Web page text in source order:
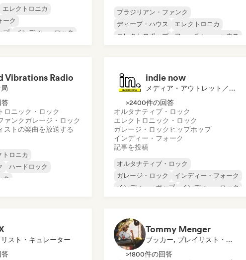
エレクトロニカ
ーク
プ
インディー・ロック
ブラジリアン・ファンク
ディープ・ハウス
エレクトロニカ
エレクトロポップ
フューチャー・ハウス
Vibrations Radio
答
ロニック・ロック
ァンクガレージ・ロック
ストの楽曲を放送する
トロニカ
ハードロック
ク
indie now
メディア・アウトレット／ジャーナリスト
>2400件の回答
オルタナティブ・ロック
エレクトロニック・ロック
ガレージ・ロック ヒップホップ
インディー・フォーク
記事を投稿
オルタナティブ・ロック
ガレージ・ロック
インディー・フォーク
インディー・ポップ
インディー・ロック
スト・キュレーター
答
Tommy Menger
ブッカー, プレイリスト・キュレーター
>1800件の回答